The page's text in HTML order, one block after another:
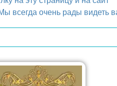
всегда очень рады видеть